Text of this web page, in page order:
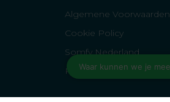
Algemene Voorwaarden
Cookie Policy
Somfy Nederland
Reviewbeleid van Kiyoh